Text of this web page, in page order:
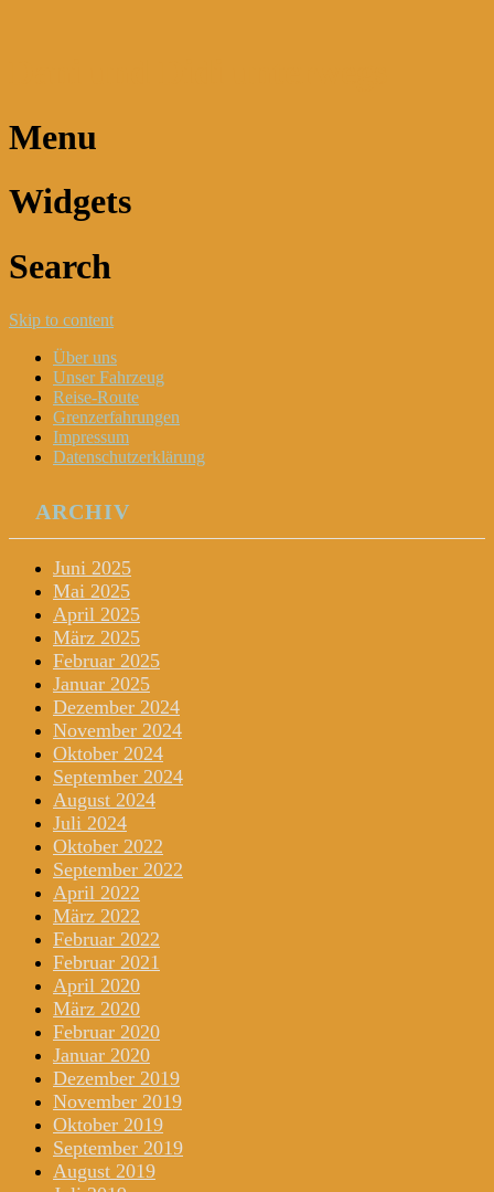
Menu
Widgets
Search
Skip to content
Über uns
Unser Fahrzeug
Reise-Route
Grenzerfahrungen
Impressum
Datenschutzerklärung
ARCHIV
Juni 2025
Mai 2025
April 2025
März 2025
Februar 2025
Januar 2025
Dezember 2024
November 2024
Oktober 2024
September 2024
August 2024
Juli 2024
Oktober 2022
September 2022
April 2022
März 2022
Februar 2022
Februar 2021
April 2020
März 2020
Februar 2020
Januar 2020
Dezember 2019
November 2019
Oktober 2019
September 2019
August 2019